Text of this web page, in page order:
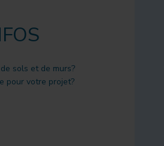
sols et de murs?
pour votre projet?